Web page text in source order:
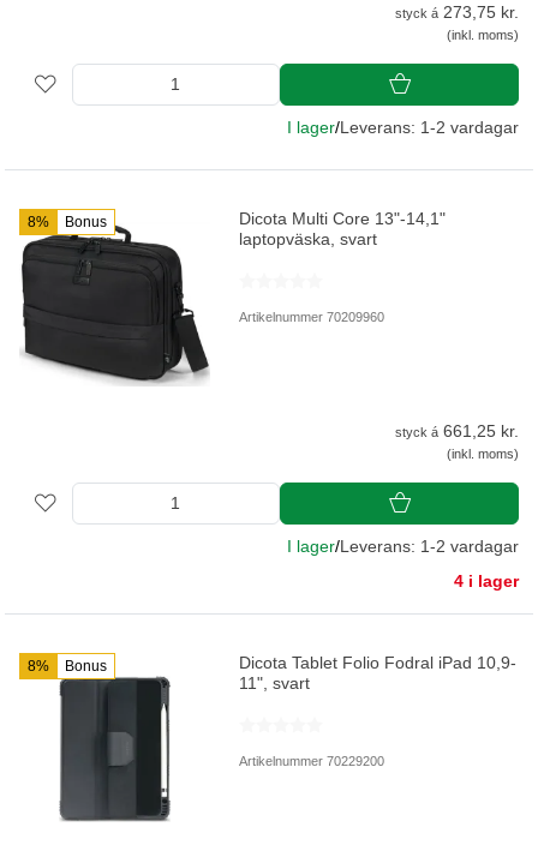
styck á 273,75 kr.
(inkl. moms)
I lager/Leverans: 1-2 vardagar
8% Bonus
Dicota Multi Core 13"-14,1"
laptopväska, svart
Artikelnummer 70209960
styck á 661,25 kr.
(inkl. moms)
I lager/Leverans: 1-2 vardagar
4 i lager
8% Bonus
Dicota Tablet Folio Fodral iPad 10,9-
11", svart
Artikelnummer 70229200